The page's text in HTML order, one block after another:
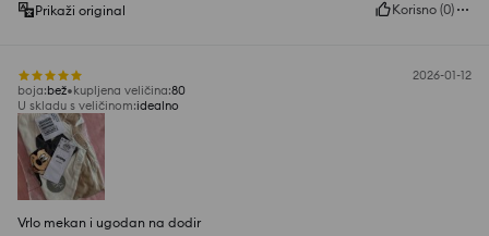
Prikaži original
Korisno (0)
2026-01-12
boja:bež kupljena veličina:80
U skladu s veličinom:idealno
Vrlo mekan i ugodan na dodir